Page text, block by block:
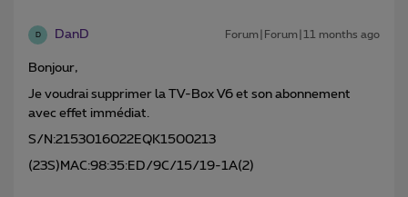
D DanD Forum|Forum|11 months ago
Bonjour,
Je voudrai supprimer la TV-Box V6 et son abonnement
avec effet immédiat.
S/N:2153016022EQK1500213
(23S)MAC:98:35:ED/9C/15/19-1A(2)